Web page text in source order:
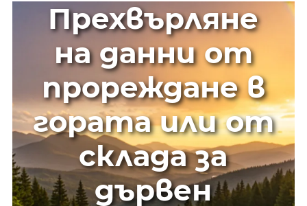
Прехвърляне
на данни от
прореждане в
гората или от
склада за
дървен